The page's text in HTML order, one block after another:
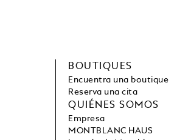
BOUTIQUES
Encuentra una boutique
Reserva una cita
QUIÉNES SOMOS
Empresa
MONTBLANC HAUS